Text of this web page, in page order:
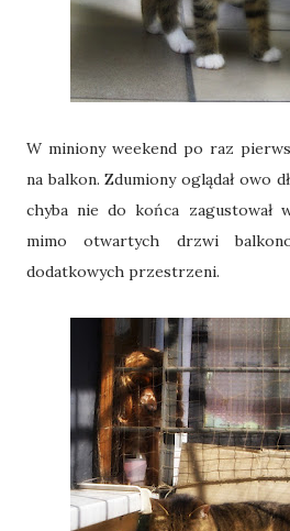
W miniony weekend po raz
na balkon. Zdumiony oglądał owo
chyba nie do końca zagustował
mimo otwartych drzwi
dodatkowych przestrzeni.